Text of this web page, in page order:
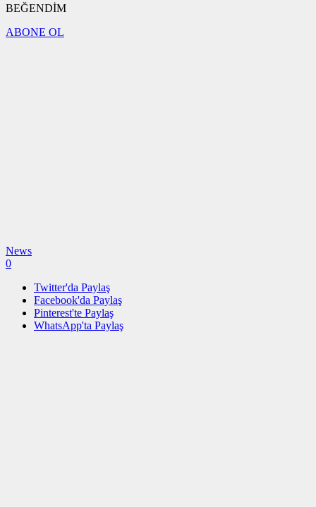
BEĞENDİM
ABONE OL
News
0
Twitter'da Paylaş
Facebook'da Paylaş
Pinterest'te Paylaş
WhatsApp'ta Paylaş